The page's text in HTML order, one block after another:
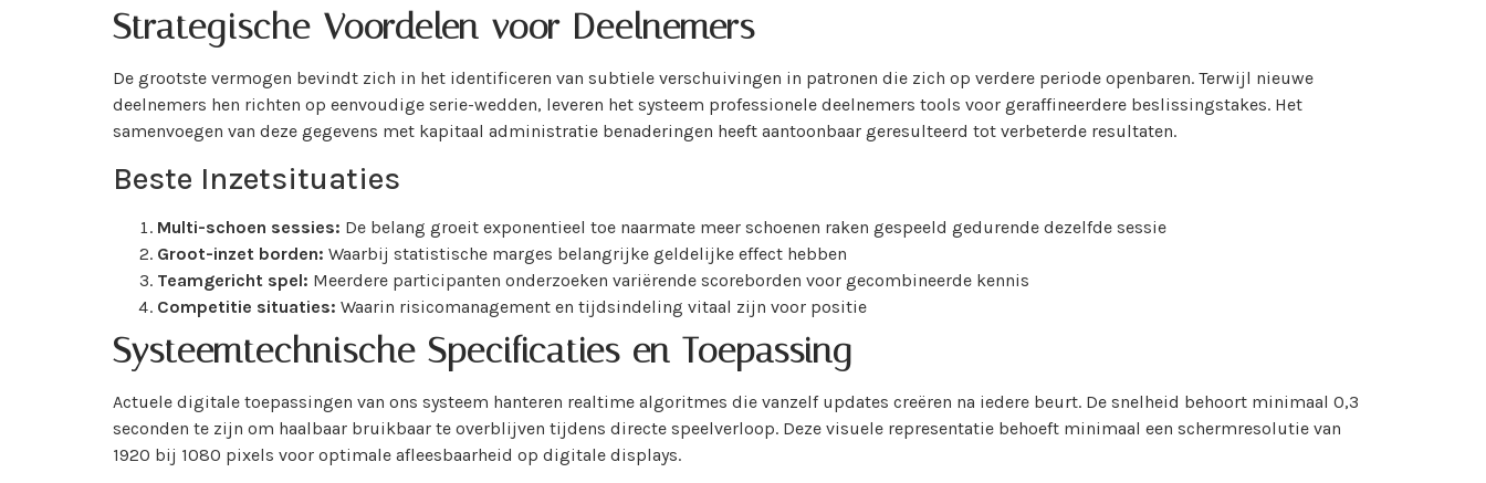
Strategische Voordelen voor Deelnemers
De grootste vermogen bevindt zich in het identificeren van subtiele verschuivingen in patronen die zich op verdere periode openbaren. Terwijl nieuwe
deelnemers hen richten op eenvoudige serie-wedden, leveren het systeem professionele deelnemers tools voor geraffineerdere beslissingstakes. Het
samenvoegen van deze gegevens met kapitaal administratie benaderingen heeft aantoonbaar geresulteerd tot verbeterde resultaten.
Beste Inzetsituaties
Multi-schoen sessies: De belang groeit exponentieel toe naarmate meer schoenen raken gespeeld gedurende dezelfde sessie
Groot-inzet borden: Waarbij statistische marges belangrijke geldelijke effect hebben
Teamgericht spel: Meerdere participanten onderzoeken variërende scoreborden voor gecombineerde kennis
Competitie situaties: Waarin risicomanagement en tijdsindeling vitaal zijn voor positie
Systeemtechnische Specificaties en Toepassing
Actuele digitale toepassingen van ons systeem hanteren realtime algoritmes die vanzelf updates creëren na iedere beurt. De snelheid behoort minimaal 0,3
seconden te zijn om haalbaar bruikbaar te overblijven tijdens directe speelverloop. Deze visuele representatie behoeft minimaal een schermresolutie van
1920 bij 1080 pixels voor optimale afleesbaarheid op digitale displays.